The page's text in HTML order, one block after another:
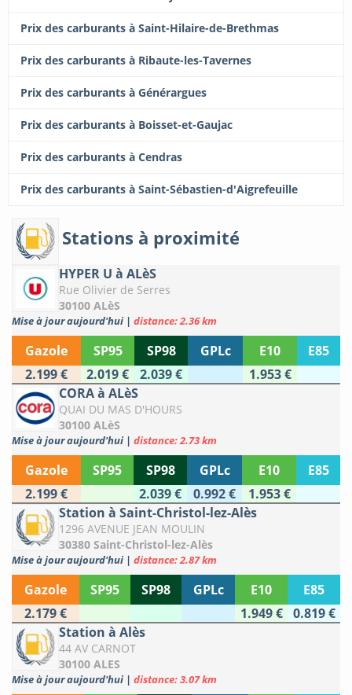
Prix des carburants à Saint-Hilaire-de-Brethmas
Prix des carburants à Ribaute-les-Tavernes
Prix des carburants à Générargues
Prix des carburants à Boisset-et-Gaujac
Prix des carburants à Cendras
Prix des carburants à Saint-Sébastien-d'Aigrefeuille
Stations à proximité
HYPER U à ALèS
Rue Olivier de Serres
30100 ALèS
Mise à jour aujourd'hui | distance: 2.36 km
Gazole SP95 SP98 GPLc E10
E85
2.199 €
2.019 € 2.039 €
1.953 €
CORA à ALèS
QUAI DU MAS D'HOURS
30100 ALèS
Mise à jour aujourd'hui | distance: 2.73 km
Gazole SP95 SP98 GPLc E10
E85
2.199 €
2.039 € 0.992 €
1.953 €
Station à Saint-Christol-lez-Alès
1296 AVENUE JEAN MOULIN
30380 Saint-Christol-lez-Alès
Mise à jour aujourd'hui | distance: 2.87 km
Gazole SP95 SP98 GPLc E10
E85
2.179 €
1.949 €
0.819 €
Station à Alès
44 AV CARNOT
30100 ALES
Mise à jour aujourd'hui | distance: 3.07 km